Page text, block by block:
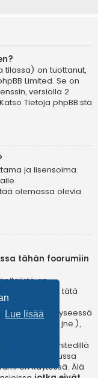
Lue lisää
tilassa) on tuottanut,
Limited. Se on
versiolla 2
Tietoja phpBB:stä
ja lisensoima.
olemassa olevia
tähän foorumiin
on
Jos et tätä
yhteyttä
) tai jos kyseessä
f2s.com, jne.),
vastaavaan
että phpBB Limitedillä
pitää vastuussa
on käytössä. Älä